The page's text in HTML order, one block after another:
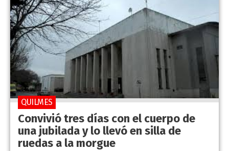
Convivió tres días con el cuerpo de
una jubilada y lo llevó en silla de
ruedas a la morgue
QUILMES